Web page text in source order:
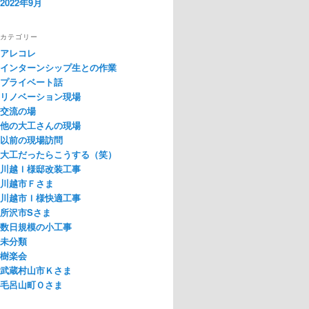
カテゴリー
アレコレ
インターンシップ生との作業
プライベート話
リノベーション現場
交流の場
他の大工さんの現場
以前の現場訪問
大工だったらこうする（笑）
川越Ｉ様邸改装工事
川越市Ｆさま
川越市Ｉ様快適工事
所沢市Sさま
数日規模の小工事
未分類
樹楽会
武蔵村山市Ｋさま
毛呂山町Ｏさま